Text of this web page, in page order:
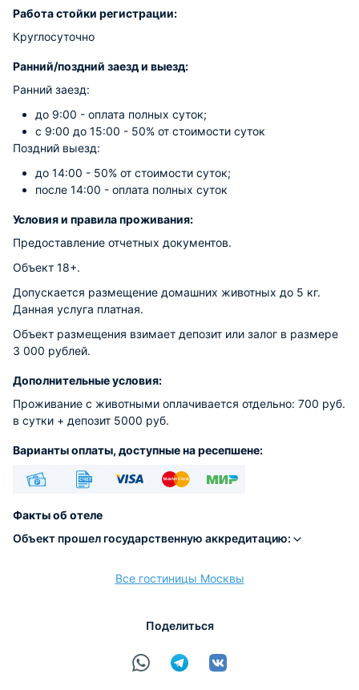
Работа стойки регистрации:
Круглосуточно
Ранний/поздний заезд и выезд:
Ранний заезд:
до 9:00 - оплата полных суток;
с 9:00 до 15:00 - 50% от стоимости суток
Поздний выезд:
до 14:00 - 50% от стоимости суток;
после 14:00 - оплата полных суток
Условия и правила проживания:
Предоставление отчетных документов.
Объект 18+.
Допускается размещение домашних животных до 5 кг.
Данная услуга платная.
Объект размещения взимает депозит или залог в размере
3 000 рублей.
Дополнительные условия:
Проживание с животными оплачивается отдельно: 700 руб.
в сутки + депозит 5000 руб.
Варианты оплаты, доступные на ресепшене:
Факты об отеле
Объект прошел государственную аккредитацию:
Все гостиницы Москвы
Поделиться